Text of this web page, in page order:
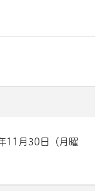
11月30日（月曜